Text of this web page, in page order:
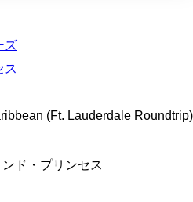
ズ
ス
(Ft. Lauderdale Roundtrip)
ンド・プリンセス